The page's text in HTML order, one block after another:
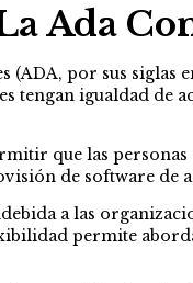
Ada
por sus siglas
igualdad de
que las
de software de
a las
permite